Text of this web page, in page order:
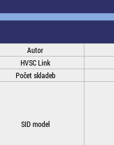
Autor
HVSC Link
Počet skladeb
SID model